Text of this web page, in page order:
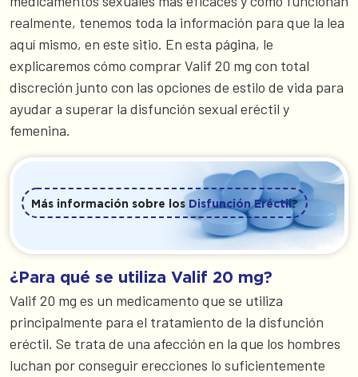
realmente, tenemos toda la información para que la lea
aquí mismo, en este sitio. En esta página, le
explicaremos cómo comprar Valif 20 mg con total
discreción junto con las opciones de estilo de vida para
ayudar a superar la disfunción sexual eréctil y
femenina.
Más información sobre los Disfunción Eréctil ?
¿Para qué se utiliza Valif 20 mg?
Valif 20 mg es un medicamento que se utiliza
principalmente para el tratamiento de la disfunción
eréctil. Se trata de una afección en la que los hombres
luchan por conseguir erecciones lo suficientemente